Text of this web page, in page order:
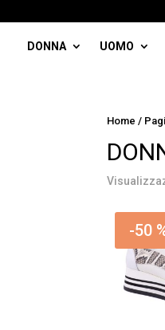
DONNA UOMO
Home /
-50